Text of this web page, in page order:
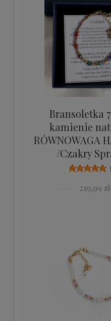
Bransoletka
kamienie
RÓWNOWAGA
/Czakry
219,99 zł